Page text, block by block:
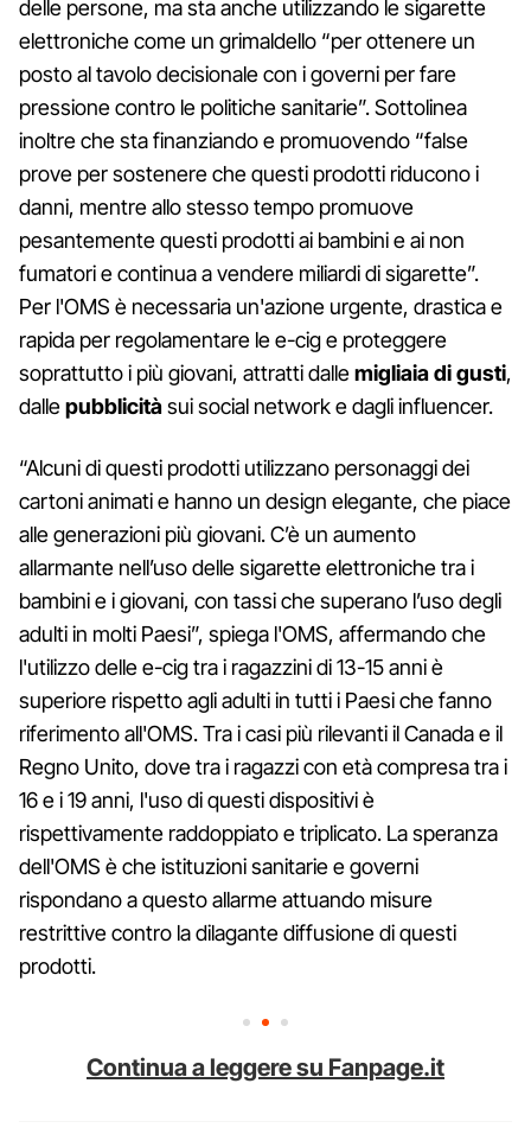
delle persone, ma sta anche utilizzando le sigarette
elettroniche come un grimaldello “per ottenere un
posto al tavolo decisionale con i governi per fare
pressione contro le politiche sanitarie”. Sottolinea
inoltre che sta finanziando e promuovendo “false
prove per sostenere che questi prodotti riducono i
danni, mentre allo stesso tempo promuove
pesantemente questi prodotti ai bambini e ai non
fumatori e continua a vendere miliardi di sigarette”.
Per l'OMS è necessaria un'azione urgente, drastica e
rapida per regolamentare le e-cig e proteggere
soprattutto i più giovani, attratti dallemigliaia di gusti,
dallepubblicitàsui social network e dagli influencer.
“Alcuni di questi prodotti utilizzano personaggi dei
cartoni animati e hanno un design elegante, che piace
alle generazioni più giovani. C’è un aumento
allarmante nell’uso delle sigarette elettroniche tra i
bambini e i giovani, con tassi che superano l’uso degli
adulti in molti Paesi”, spiega l'OMS, affermando che
l'utilizzo delle e-cig tra i ragazzini di 13-15 anni è
superiore rispetto agli adulti in tutti i Paesi che fanno
riferimento all'OMS. Tra i casi più rilevanti il Canada e il
Regno Unito, dove tra i ragazzi con età compresa tra i
16 e i 19 anni, l'uso di questi dispositivi è
rispettivamente raddoppiato e triplicato. La speranza
dell'OMS è che istituzioni sanitarie e governi
rispondano a questo allarme attuando misure
restrittive contro la dilagante diffusione di questi
prodotti.
Continua a leggere su Fanpage.it